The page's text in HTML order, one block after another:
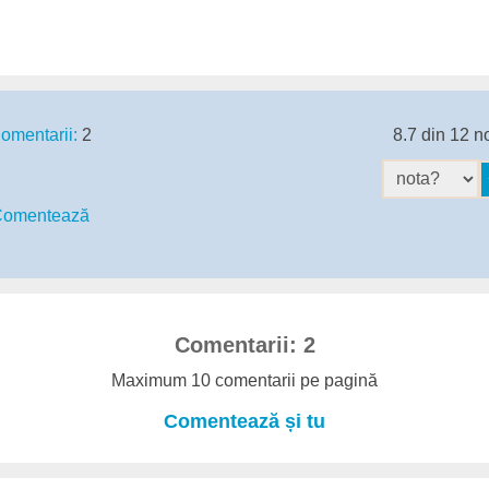
2 8.7 din 12
Comentarii: 2
Maximum 10 comentarii pe pagină
Comentează și tu